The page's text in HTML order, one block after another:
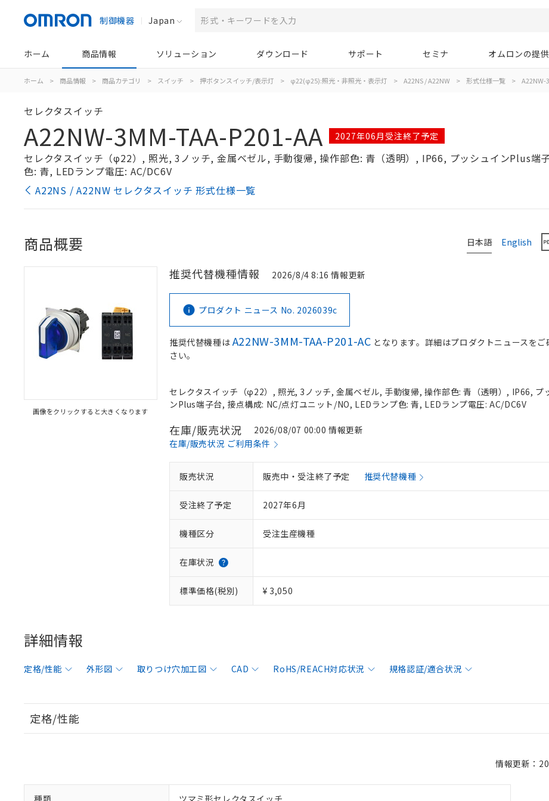
制御機器 Japan
ホーム 商品情報 ソリューション ダウンロード サポート セミナ オムロンの提
ホーム > 商品情報 > 商品カテゴリ > スイッチ > 押ボタンスイッチ/表示灯 > φ22(φ25):照光・非照光・表示灯 > A22NS / A22NW > 形式仕様一覧 > A22NW-
セレクタスイッチ
A22NW-3MM-TAA-P201-AA 2027年06月受注終了予定
セレクタスイッチ（φ22）, 照光, 3ノッチ, 金属ベゼル, 手動復帰, 操作部色: 青（透明）, IP66, プッシュインPlus端
色: 青, LEDランプ電圧: AC/DC6V
A22NS / A22NW セレクタスイッチ 形式仕様一覧
日本語 English
商品概要
画像をクリックすると大きくなります
推奨代替機種情報 2026/8/4 8:16 情報更新
プロダクト ニュース No. 2026039c
推奨代替機種はA22NW-3MM-TAA-P201-AC となります。詳細はプロダクトニュースをご
さい。
セレクタスイッチ（φ22）, 照光, 3ノッチ, 金属ベゼル, 手動復帰, 操作部色: 青（透明）, IP66, プ
ンPlus端子台, 接点構成: NC/点灯ユニット/NO, LEDランプ色: 青, LEDランプ電圧: AC/DC6V
在庫/販売状況
2026/08/07 00:00 情報更新
在庫/販売状況 ご利用条件
販売状況 販売中・受注終了予定 推奨代替機種
受注終了予定 2027年6月
機種区分 受注生産機種
在庫状況
標準価格(税別) ¥ 3,050
詳細情報
定格/性能 外形図 取りつけ穴加工図 CAD RoHS/REACH対応状況 規格認証/適合状況
定格/性能
情報更新：
種類 ツマミ形セレクタスイッチ